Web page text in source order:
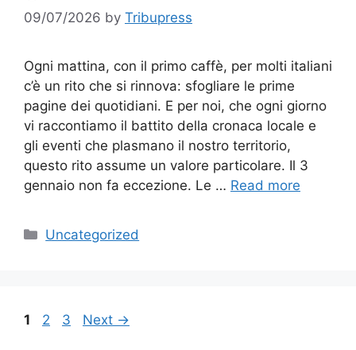
09/07/2026 by Tribupress
Ogni mattina, con il primo caffè, per molti italiani
c’è un rito che si rinnova: sfogliare le prime
pagine dei quotidiani. E per noi, che ogni giorno
vi raccontiamo il battito della cronaca locale e
gli eventi che plasmano il nostro territorio,
questo rito assume un valore particolare. Il 3
gennaio non fa eccezione. Le … Read more
Categories
Uncategorized
Page
1 Page
2 Page
3 Next →